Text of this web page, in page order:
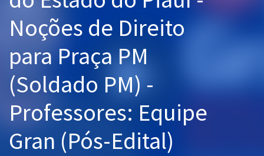
Graduação
OAB
Mentorias
Questões grátis
Conteúdo gratuito
Noções de Direito
para Praça PM
(Soldado PM) -
Professores: Equipe
Gran (Pós-Edital)